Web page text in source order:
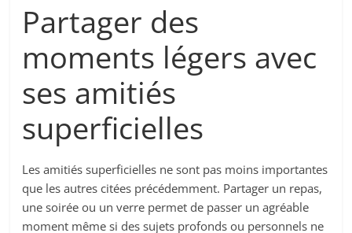
Partager des
moments légers avec
ses amitiés
superficielles
Les amitiés superficielles ne sont pas moins importantes
que les autres citées précédemment. Partager un repas,
une soirée ou un verre permet de passer un agréable
moment même si des sujets profonds ou personnels ne